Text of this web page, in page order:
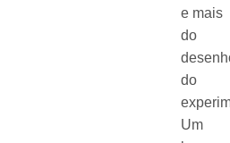
e mais
do
do
Um